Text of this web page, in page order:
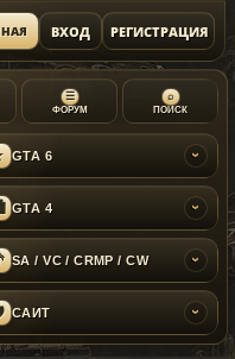
ВХОД РЕГИСТРАЦИЯ
☰
ФОРУМ
⌕
ПОИСК
GTA 6 ›
GTA 4 ›
SA / VC / CRMP / CW ›
САЙТ ›